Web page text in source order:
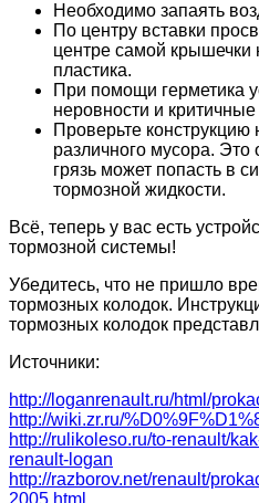
Необходимо запаять
По центру вставки
центре самой крышечки
пластика.
При помощи герметика
неровности и
Проверьте конструкцию
различного мусора. Это
грязь может попасть в
тормозной жидкости.
Всё, теперь у вас есть
тормозной системы!
Убедитесь, что не пришло
тормозных колодок.
тормозных колодок
Источники:
http://loganrenault.ru/html/
http://wiki.zr.ru/
http://rulikoleso.ru/to-renault/
renault-logan
http://razborov.net/renault/